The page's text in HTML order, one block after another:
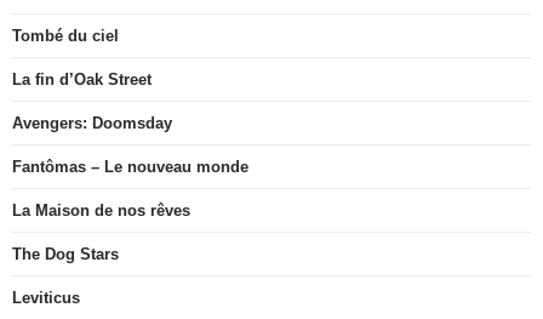
Tombé du ciel
La fin d’Oak Street
Avengers: Doomsday
Fantômas – Le nouveau monde
La Maison de nos rêves
The Dog Stars
Leviticus